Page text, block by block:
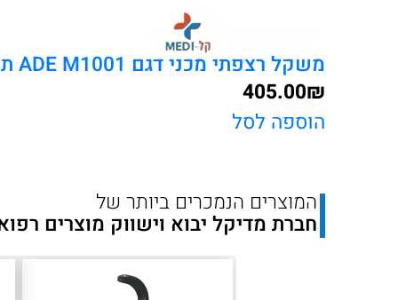
משקל רצפתי מכני דגם ADE M1001 תוצרת גרמניה
₪
405.00
הוספה לסל
המוצרים הנמכרים ביותר של
חברת מדיקל יבוא וישווק מוצרים